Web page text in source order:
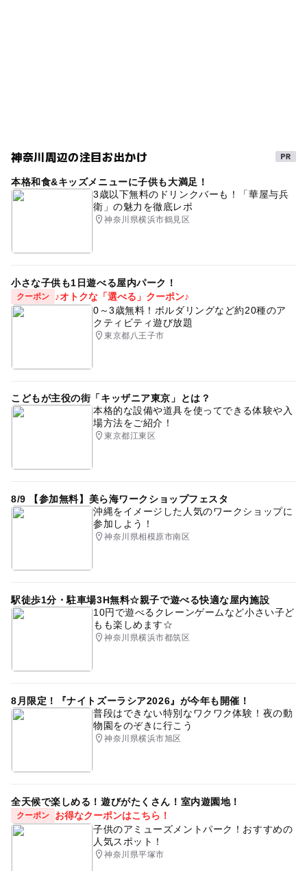
神奈川周辺の注目お出かけ
本格和食&キッズメニューに子供も大満足！
3歳以下無料のドリンクバーも！「華屋与兵
衛」の魅力を徹底レポ
神奈川県横浜市鶴見区
小さな子供も1日遊べる屋内パーク！
クーポン
♪オトクな「選べる」クーポン♪
0～3歳無料！ボルダリングなど約20種のア
クティビティ遊び放題
東京都八王子市
こどもが主役の街「キッザニア東京」とは？
本格的な設備や道具を使ってできる体験や入
場方法をご紹介！
東京都江東区
8/9 【参加無料】美ら海ワークショップフェスタ
沖縄をイメージした人気のワークショップに
参加しよう！
神奈川県相模原市南区
駅徒歩1分・駐車場3H無料☆親子で遊べる快適な屋内施設
10円で遊べるクレーンゲームなど小さい子ど
もも楽しめます☆
神奈川県横浜市都筑区
8月限定！『ナイトズーラシア2026』が今年も開催！
普段はできない特別なワクワク体験！夜の動
物園をのぞきに行こう
神奈川県横浜市旭区
全天候で楽しめる！遊びがたくさん！室内遊園地！
クーポン
お得なクーポンはこちら！
子供のアミューズメントパーク！おすすめの
人気スポット！
神奈川県平塚市